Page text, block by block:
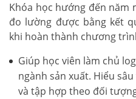
Khóa học hướng đến năm
đo lường được bằng kết
khi hoàn thành chương
Giúp học viên làm chủ
ngành sản xuất. Hiểu
và tập hợp theo đối